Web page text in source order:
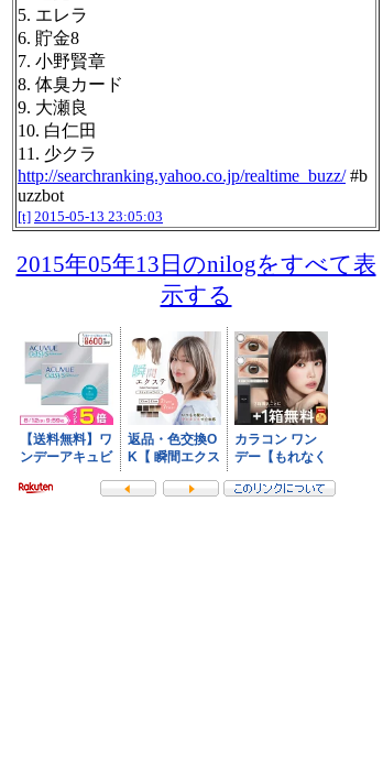
5. エレラ
6. 貯金8
7. 小野賢章
8. 体臭カード
9. 大瀬良
10. 白仁田
11. 少クラ
http://searchranking.yahoo.co.jp/realtime_buzz/#b
uzzbot
[t] 2015-05-13 23:05:03
2015年05年13日のnilogをすべて表
示する